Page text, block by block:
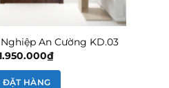
An Cường KD.03
₫
ĐẶT HÀNG